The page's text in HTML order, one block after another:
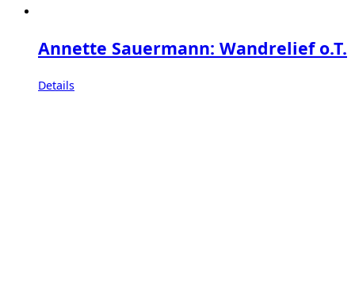
Annette Sauermann: Wandrelief o.T.
Details